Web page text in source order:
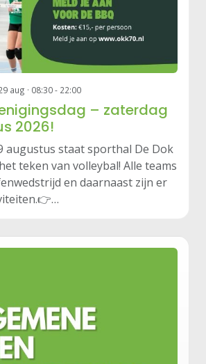
aug · 08:30 - 22:00
– zaterdag
2026!
augustus staat sporthal De Dok
teken van volleybal! Alle teams
en daarnaast zijn er